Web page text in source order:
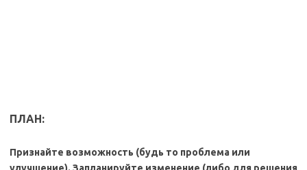
ПЛАН:
Признайте возможность (будь то проблема или
улучшение). Запланируйте изменение (либо для решения